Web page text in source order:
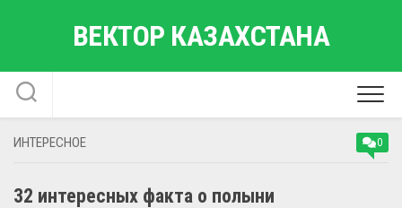
ВЕКТОР КАЗАХСТАНА
ИНТЕРЕСНОЕ 0
32 интересных факта о полыни